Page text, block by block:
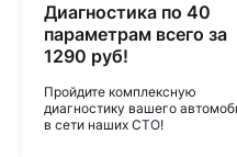
Диагностика по 40
параметрам всего за
1290 руб!
Пройдите комплексную
диагностику вашего
в сети наших СТО!